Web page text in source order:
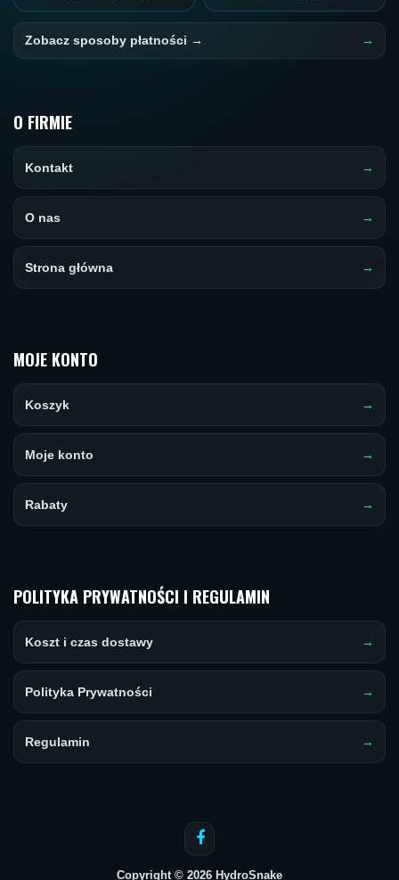
Zobacz sposoby płatności →
O FIRMIE
Kontakt
O nas
Strona główna
MOJE KONTO
Koszyk
Moje konto
Rabaty
POLITYKA PRYWATNOŚCI I REGULAMIN
Koszt i czas dostawy
Polityka Prywatności
Regulamin
Copyright © 2026 HydroSnake